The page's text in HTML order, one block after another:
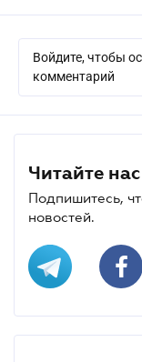
Войдите, чтобы
комментарий
Читайте
Подпишитесь,
новостей.